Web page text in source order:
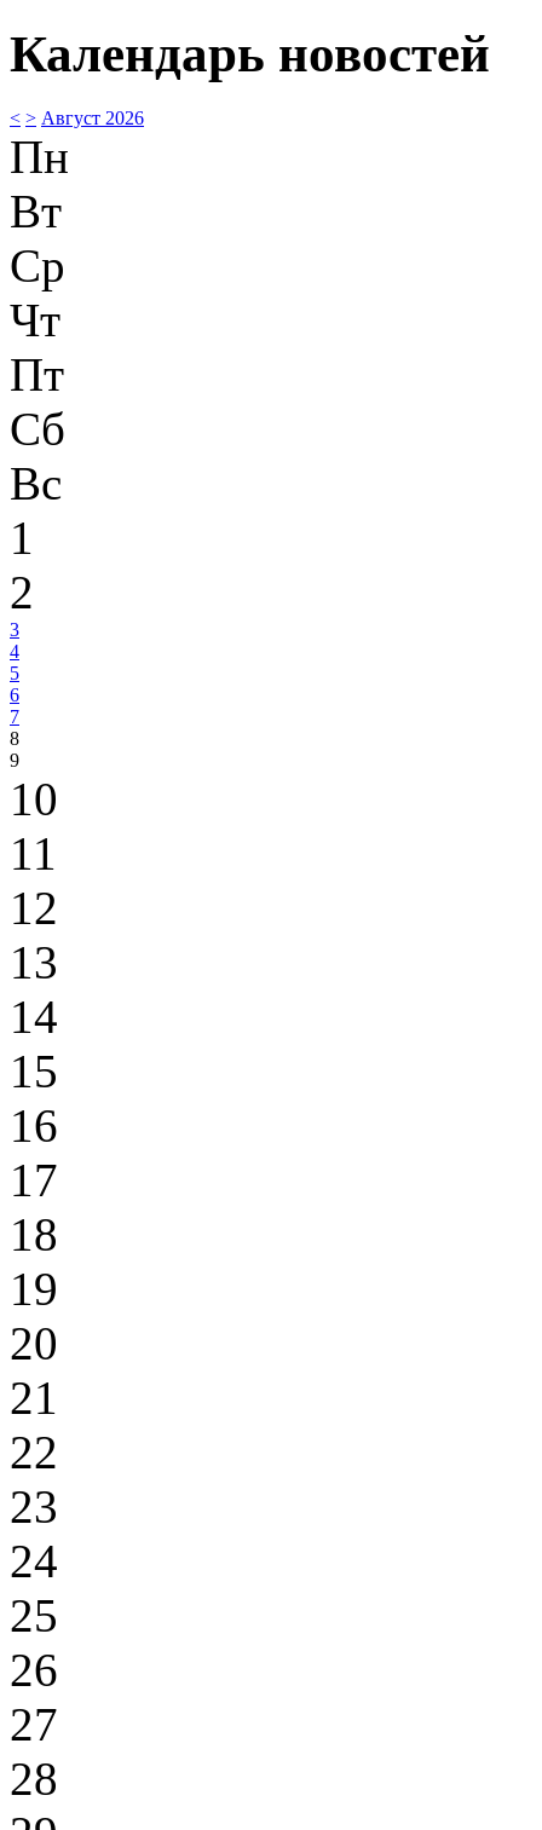
Календарь новостей
< > Август 2026
Пн
Вт
Ср
Чт
Пт
Сб
Вс
1
2
3
4
5
6
7
8
9
10
11
12
13
14
15
16
17
18
19
20
21
22
23
24
25
26
27
28